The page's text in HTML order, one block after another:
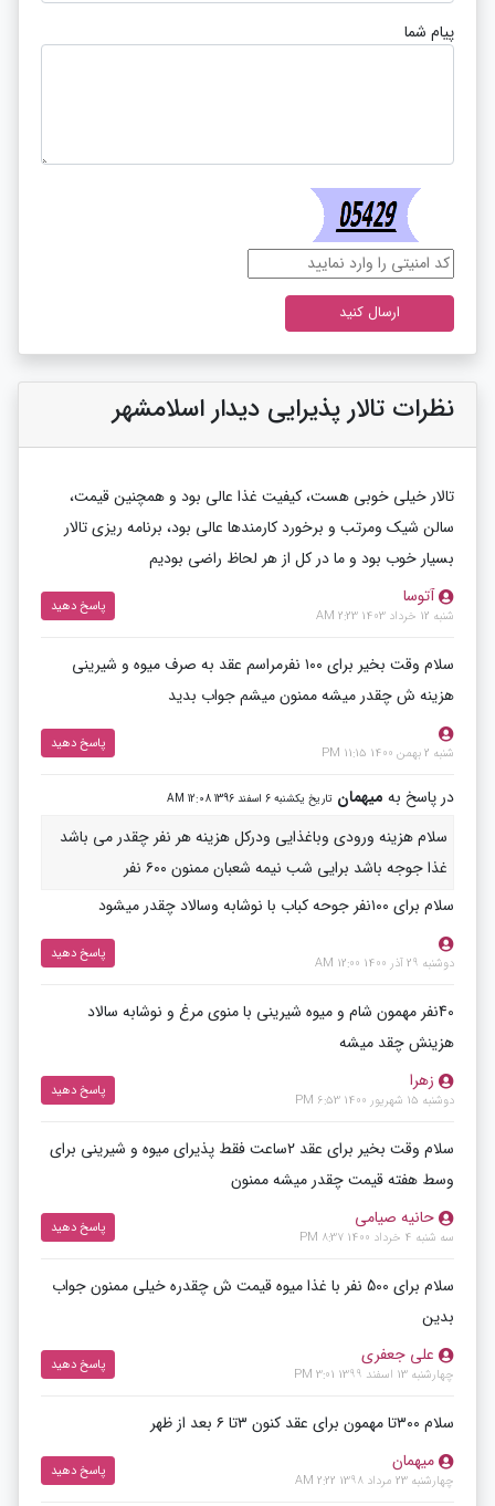
پیام شما
نظرات تالار پذیرایی دیدار اسلامشهر
تالار خیلی خوبی هست، کیفیت غذا عالی بود و همچنین قیمت،
سالن شیک و‌مرتب و برخورد کارمندها عالی بود، برنامه ریزی تالار
بسیار خوب بود و ما در کل از هر لحاظ راضی بودیم
آتوسا
شنبه 12 خرداد 1403 2:23 AM
پاسخ دهید
سلام وقت بخیر برای ۱۰۰ نفرمراسم عقد به صرف میوه و شیرینی
هزینه ش چقدر میشه ممنون میشم جواب بدید
شنبه 2 بهمن 1400 11:15 PM
پاسخ دهید
در پاسخ به میهمان تاریخ یکشنبه 6 اسفند 1396 12:08 AM
سلام هزینه ورودی وباغذایی ودرکل هزینه هر نفر چقدر می باشد
غذا جوجه باشد برایی شب نیمه شعبان ممنون ۶۰۰ نفر
سلام برای ۱۰۰نفر جوحه کباب با نوشابه وسالاد چقدر میشود
دوشنبه 29 آذر 1400 12:00 AM
پاسخ دهید
40نفر مهمون شام و میوه شیرینی با منوی مرغ و نوشابه سالاد
هزینش چقد میشه
زهرا
دوشنبه 15 شهریور 1400 6:53 PM
پاسخ دهید
سلام وقت بخیر برای عقد ۲ساعت فقط پذیرای میوه و شیرینی برای
وسط هفته قیمت چقدر میشه ممنون
حانیه صیامی
سه شنبه 4 خرداد 1400 8:37 PM
پاسخ دهید
سلام برای 500 نفر با غذا میوه قیمت ش چقدره خیلی ممنون جواب
بدین
علی جعفری
چهارشنبه 13 اسفند 1399 3:01 PM
پاسخ دهید
سلام ۳۰۰تا مهمون برای عقد کنون ۳تا ۶ بعد از ظهر
میهمان
چهارشنبه 23 مرداد 1398 2:22 AM
پاسخ دهید